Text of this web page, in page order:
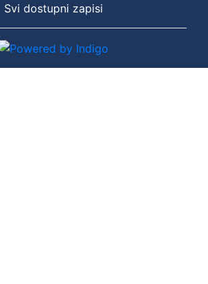
Svi dostupni zapisi